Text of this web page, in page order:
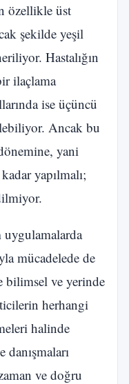
özellikle üst
şekilde yeşil
Hastalığın
ilaçlama
ise üçüncü
Ancak bu
yani
yapılmalı;
uygulamalarda
mücadelede de
bilimsel ve yerinde
herhangi
halinde
ve doğru